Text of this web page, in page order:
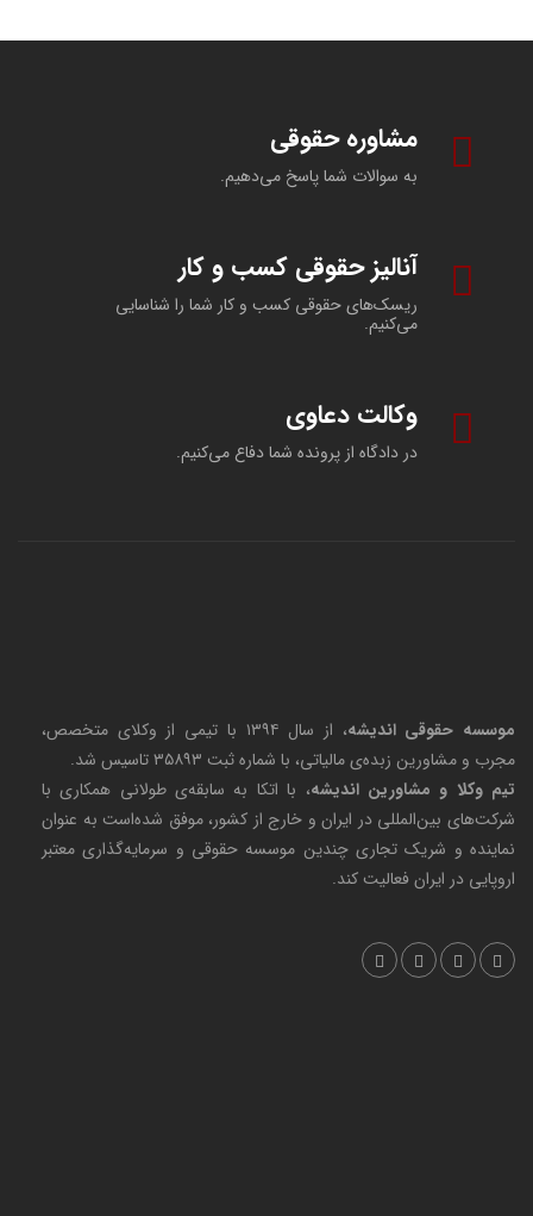
مشاوره حقوقی
به سوالات شما پاسخ می‌دهیم.
آنالیز حقوقی کسب و کار
ریسک‌های حقوقی کسب و کار شما را شناسایی
می‌کنیم.
وکالت دعاوی
در دادگاه از پرونده شما دفاع می‌کنیم.
موسسه حقوقی اندیشه
، از سال ۱۳۹۴ با تیمی از وکلای متخصص،
مجرب و مشاورین زبده‌ی مالیاتی، با شماره ثبت ۳۵۸۹۳ تاسیس شد.
تیم وکلا و مشاورین اندیشه، با اتکا به سابقه‌ی طولانی همکاری با
شرکت‌های بین‌المللی در ایران و خارج از کشور، موفق شده‌است به عنوان
نماینده و شریک تجاری چندین موسسه حقوقی و سرمایه‌گذاری معتبر
اروپایی در ایران فعالیت کند.